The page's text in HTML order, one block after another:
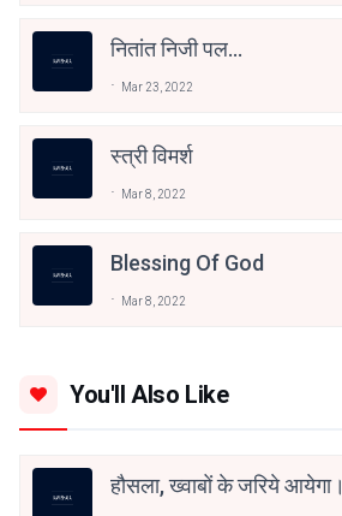
नितांत निजी पल...
Mar 23, 2022
स्त्री विमर्श
Mar 8, 2022
Blessing Of God
Mar 8, 2022
You'll Also Like
हौसला, ख्वाबों के जरिये आयेगा।